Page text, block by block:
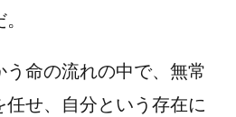
命の流れの中で、無常
せ、自分という存在に